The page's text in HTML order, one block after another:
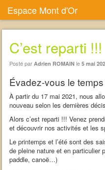
Espace Mont d'Or
C’est reparti !!!
Posté par Adrien ROMAIN le5 mai
Évadez-vous le temps
À partir du 17 mai 2021, nous
nouveau selon les dernières
Alors c’est reparti !!! Venez
et découvrir nos activités et les
Le printemps et l’été sont des
de pleine nature et en particulier
paddle, canoë…)